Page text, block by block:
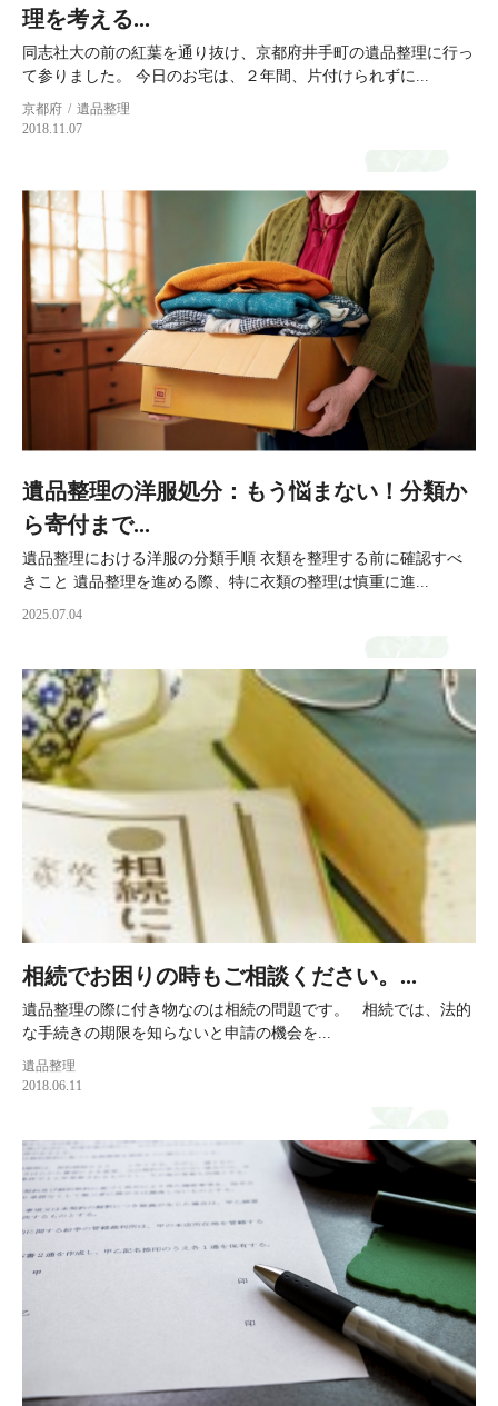
理を考える...
同志社大の前の紅葉を通り抜け、京都府井手町の遺品整理に行っ
て参りました。 今日のお宅は、２年間、片付けられずに...
京都府
遺品整理
2018.11.07
遺品整理の洋服処分：もう悩まない！分類か
ら寄付まで...
遺品整理における洋服の分類手順 衣類を整理する前に確認すべ
きこと 遺品整理を進める際、特に衣類の整理は慎重に進...
2025.07.04
相続でお困りの時もご相談ください。...
遺品整理の際に付き物なのは相続の問題です。 相続では、法的
な手続きの期限を知らないと申請の機会を...
遺品整理
2018.06.11